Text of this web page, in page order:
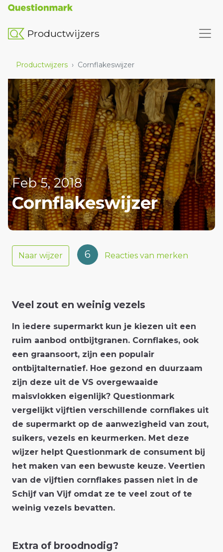
Productwijzers
Productwijzers › Cornflakeswijzer
Feb 5, 2018
Cornflakeswijzer
Naar wijzer 6 Reacties van merken
Veel zout en weinig vezels
In iedere supermarkt kun je kiezen uit een
ruim aanbod ontbijtgranen. Cornflakes, ook
een graansoort, zijn een populair
ontbijtalternatief. Hoe gezond en duurzaam
zijn deze uit de VS overgewaaide
maisvlokken eigenlijk? Questionmark
vergelijkt vijftien verschillende cornflakes uit
de supermarkt op de aanwezigheid van zout,
suikers, vezels en keurmerken. Met deze
wijzer helpt Questionmark de consument bij
het maken van een bewuste keuze. Veertien
van de vijftien cornflakes passen niet in de
Schijf van Vijf omdat ze te veel zout of te
weinig vezels bevatten.
Extra of broodnodig?